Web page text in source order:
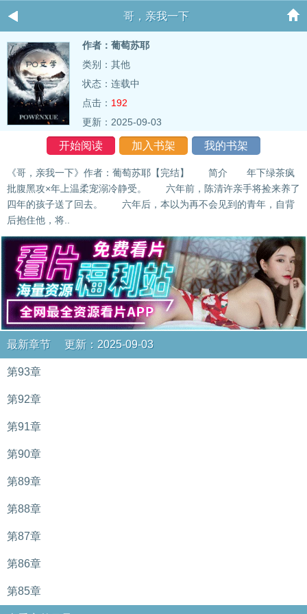
哥，亲我一下
作者：葡萄苏耶
类别：其他
状态：连载中
点击： 192
更新：2025-09-03
开始阅读 加入书架 我的书架
《哥，亲我一下》作者：葡萄苏耶【完结】 简介 年下绿茶疯
批腹黑攻×年上温柔宠溺冷静受。 六年前，陈清许亲手将捡来养了
四年的孩子送了回去。 六年后，本以为再不会见到的青年，自背
后抱住他，将..
最新章节 更新：2025-09-03
第93章
第92章
第91章
第90章
第89章
第88章
第87章
第86章
第85章